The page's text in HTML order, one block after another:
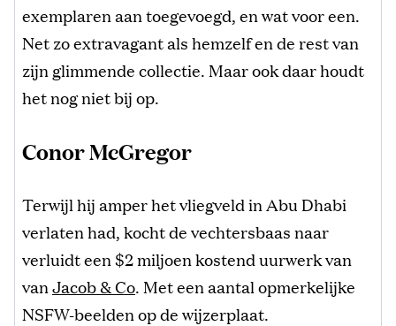
exemplaren aan toegevoegd, en wat voor een.
Net zo extravagant als hemzelf en de rest van
zijn glimmende collectie. Maar ook daar houdt
het nog niet bij op.
Conor McGregor
Terwijl hij amper het vliegveld in Abu Dhabi
verlaten had, kocht de vechtersbaas naar
verluidt een $2 miljoen kostend uurwerk van
vanJacob & Co. Met een aantal opmerkelijke
NSFW-beelden op de wijzerplaat.